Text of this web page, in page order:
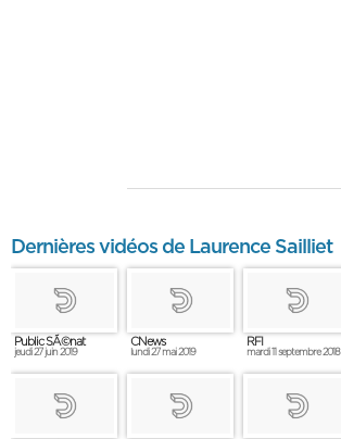
Dernières vidéos de Laurence Sailliet
Public SÃ©nat
jeudi 27 juin 2019
CNews
lundi 27 mai 2019
RFI
mardi 11 septembre 2018